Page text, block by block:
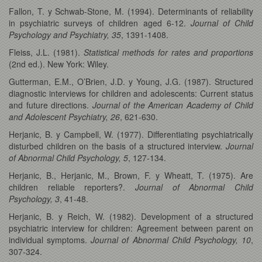
Fallon, T. y Schwab-Stone, M. (1994). Determinants of reliability
in psychiatric surveys of children aged 6-12. Journal of Child
Psychology and Psychiatry, 35, 1391-1408.
Fleiss, J.L. (1981). Statistical methods for rates and proportions
(2nd ed.). New York: Wiley.
Gutterman, E.M., O’Brien, J.D. y Young, J.G. (1987). Structured
diagnostic interviews for children and adolescents: Current status
and future directions. Journal of the American Academy of Child
and Adolescent Psychiatry, 26, 621-630.
Herjanic, B. y Campbell, W. (1977). Differentiating psychiatrically
disturbed children on the basis of a structured interview. Journal
of Abnormal Child Psychology, 5, 127-134.
Herjanic, B., Herjanic, M., Brown, F. y Wheatt, T. (1975). Are
children reliable reporters?. Journal of Abnormal Child
Psychology, 3, 41-48.
Herjanic, B. y Reich, W. (1982). Development of a structured
psychiatric interview for children: Agreement between parent on
individual symptoms.Journal of Abnormal Child Psychology, 10,
307-324.